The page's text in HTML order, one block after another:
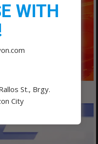
WITH
St., Brgy.
City